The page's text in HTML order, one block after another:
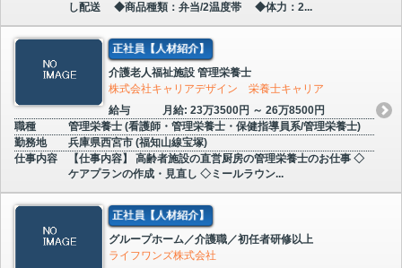
し配送 ◆商品種類：弁当/2温度帯 ◆体力：2...
正社員【人材紹介】
介護老人福祉施設 管理栄養士
株式会社キャリアデザイン 栄養士キャリア
給与
月給: 23万3500円 ～ 26万8500円
職種
管理栄養士 (看護師・管理栄養士・保健指導員系/管理栄養士)
勤務地
兵庫県西宮市 (福知山線宝塚)
仕事内容
【仕事内容】 高齢者施設の直営厨房の管理栄養士のお仕事 ◇
ケアプランの作成・見直し ◇ミールラウン...
正社員【人材紹介】
グループホーム／介護職／初任者研修以上
ライフワンズ株式会社